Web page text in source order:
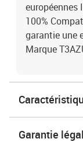
européennes
100%
garantie une
Marque
Garantie